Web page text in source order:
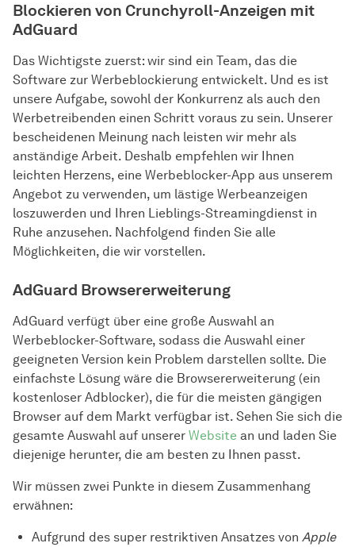
Blockieren von Crunchyroll-Anzeigen mit
AdGuard
Das Wichtigste zuerst: wir sind ein Team, das die
Software zur Werbeblockierung entwickelt. Und es ist
unsere Aufgabe, sowohl der Konkurrenz als auch den
Werbetreibenden einen Schritt voraus zu sein. Unserer
bescheidenen Meinung nach leisten wir mehr als
anständige Arbeit. Deshalb empfehlen wir Ihnen
leichten Herzens, eine Werbeblocker-App aus unserem
Angebot zu verwenden, um lästige Werbeanzeigen
loszuwerden und Ihren Lieblings-Streamingdienst in
Ruhe anzusehen. Nachfolgend finden Sie alle
Möglichkeiten, die wir vorstellen.
AdGuard Browsererweiterung
AdGuard verfügt über eine große Auswahl an
Werbeblocker-Software, sodass die Auswahl einer
geeigneten Version kein Problem darstellen sollte. Die
einfachste Lösung wäre die Browsererweiterung (ein
kostenloser Adblocker), die für die meisten gängigen
Browser auf dem Markt verfügbar ist. Sehen Sie sich die
gesamte Auswahl auf unserer Website an und laden Sie
diejenige herunter, die am besten zu Ihnen passt.
Wir müssen zwei Punkte in diesem Zusammenhang
erwähnen:
Aufgrund des super restriktiven Ansatzes von Apple